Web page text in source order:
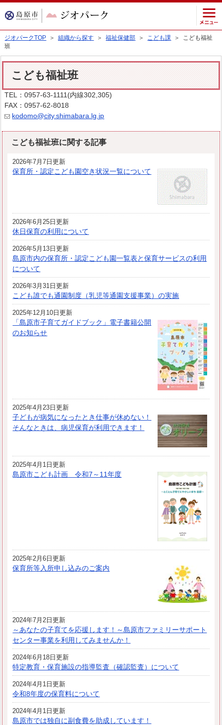
ジオパークTOP ＞組織から探す ＞福祉保健部 ＞ こども課 ＞ こども福祉
班
こども福祉班
TEL：0957-63-1111(内線302,305)
FAX：0957-62-8018
kodomo@city.shimabara.lg.jp
こども福祉班に関する記事
2026年7月7日更新
保育所・認定こども園空き状況一覧について
2026年6月25日更新
休日保育の利用について
2026年5月13日更新
島原市内の保育所・認定こども園一覧表と保育サービスの利用
について
2026年3月31日更新
こども誰でも通園制度（乳児等通園支援事業）の実施
2025年12月10日更新
「島原市子育てガイドブック」電子書籍公開
のお知らせ
2025年4月23日更新
子どもが病気になったとき仕事が休めない！
そんなときは、病児保育が利用できます！
2025年4月1日更新
島原市こども計画 令和7～11年度
2025年2月6日更新
保育所等入所申し込みのご案内
2024年7月2日更新
～あなたの子育てを応援します！～島原市ファミリーサポート
センター事業を利用してみませんか！
2024年6月18日更新
特定教育・保育施設の指導監査（確認監査）について
2024年4月1日更新
令和8年度の保育料について
2024年4月1日更新
島原市では独自に副食費を助成しています！